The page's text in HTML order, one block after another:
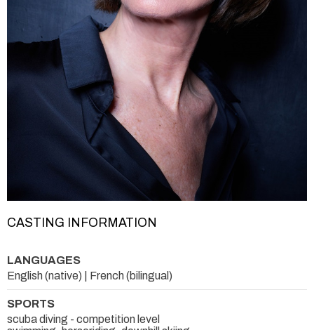
CASTING INFORMATION
LANGUAGES
English (native) | French (bilingual)
SPORTS
scuba diving - competition level